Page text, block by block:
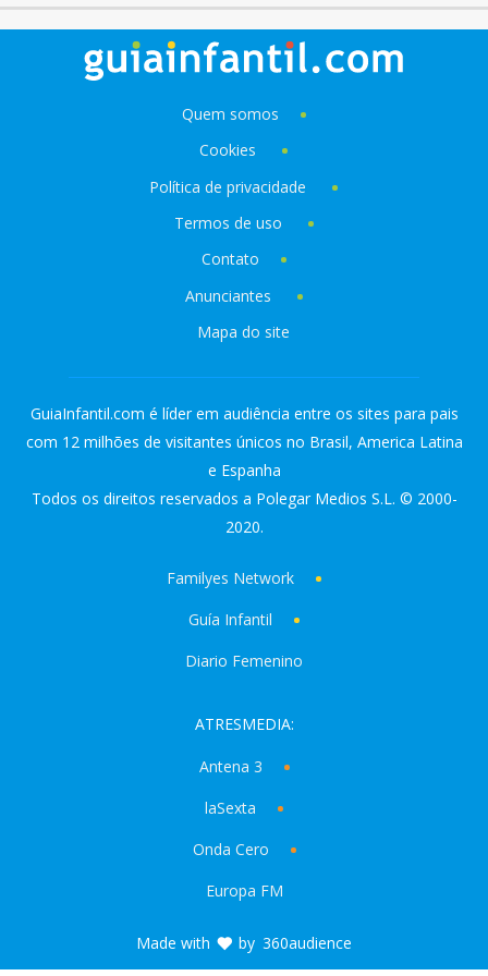
Quem somos
Cookies
Política de privacidade
Termos de uso
Contato
Anunciantes
Mapa do site
GuiaInfantil.com é líder em audiência entre os sites para pais
com 12 milhões de visitantes únicos no Brasil, America Latina
e Espanha
Todos os direitos reservados a Polegar Medios S.L. © 2000-
2020.
Familyes Network
Guía Infantil
Diario Femenino
ATRESMEDIA:
Antena 3
laSexta
Onda Cero
Europa FM
Made with by 360audience